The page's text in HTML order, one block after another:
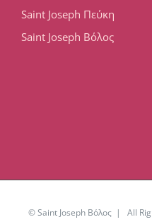
Saint Joseph Πεύκη
Saint Joseph Βόλος
© Saint Joseph Βόλος | All